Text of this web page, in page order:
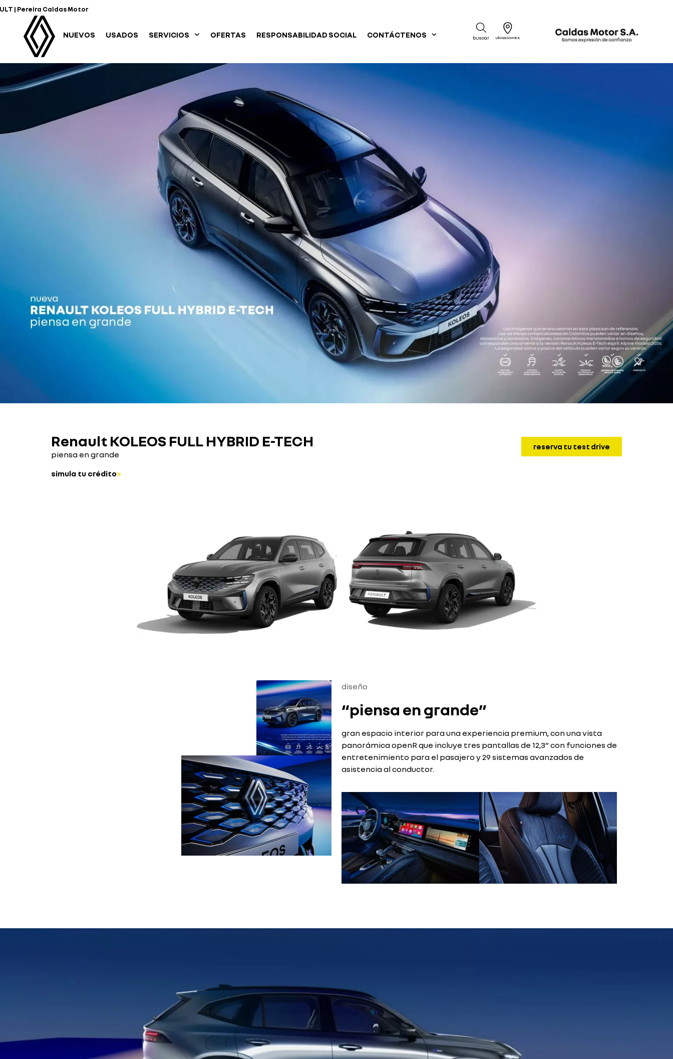
| Pereira Caldas Motor
NUEVOS USADOS SERVICIOS OFERTAS RESPONSABILIDAD SOCIAL CONTÁCTENOS buscar ubicaciones
Renault KOLEOS FULL HYBRID E-TECH
piensa en grande
simula tu crédito>
reserva tu test drive
diseño
“piensa en grande”
gran espacio interior para una experiencia premium, con una vista
panorámica openR que incluye tres pantallas de 12,3” con funciones de
entretenimiento para el pasajero y 29 sistemas avanzados de
asistencia al conductor.